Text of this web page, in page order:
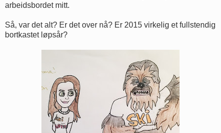
arbeidsbordet mitt.
Så, var det alt? Er det over nå? Er 2015 virkelig et fullstendig
bortkastet løpsår?